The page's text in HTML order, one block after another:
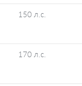
150 л.с.
170 л.с.